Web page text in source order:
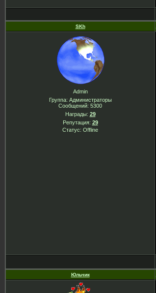
SKh
Admin
Группа: Администраторы
Сообщений: 5300
Награды: 29
Репутация: 29
Статус: Offline
Юльчик